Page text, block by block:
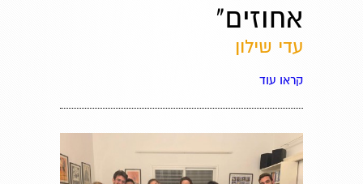
אחוזים"
עדי שילון
קראו עוד